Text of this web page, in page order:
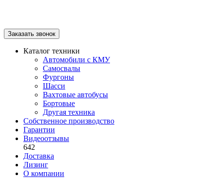
Заказать звонок
Каталог техники
Автомобили с КМУ
Самосвалы
Фургоны
Шасси
Вахтовые автобусы
Бортовые
Другая техника
Собственное производство
Гарантии
Видеоотзывы
642
Доставка
Лизинг
О компании